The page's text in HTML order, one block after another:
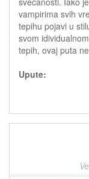
vampirima svih
tepihu pojavi u
svom
tepih, ovaj puta
Upute: